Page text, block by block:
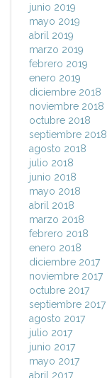
junio 2019
mayo 2019
abril 2019
marzo 2019
febrero 2019
enero 2019
diciembre 2018
noviembre 2018
octubre 2018
septiembre 2018
agosto 2018
julio 2018
junio 2018
mayo 2018
abril 2018
marzo 2018
febrero 2018
enero 2018
diciembre 2017
noviembre 2017
octubre 2017
septiembre 2017
agosto 2017
julio 2017
junio 2017
mayo 2017
abril 2017